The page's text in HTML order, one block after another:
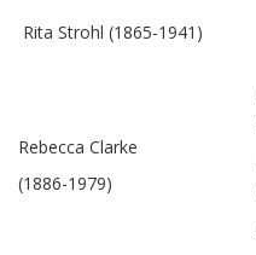
Rita Strohl (1865-1941)
Rebecca Clarke
(1886-1979)